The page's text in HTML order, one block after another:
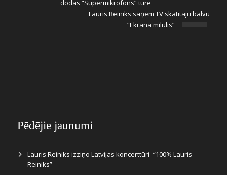
dodas “Supermikrofons” tūrē
Lauris Reiniks saņem TV skatītāju balvu
“Ekrāna mīlulis”
Pēdējie jaunumi
Lauris Reiniks izziņo Latvijas koncerttūri- “100% Lauris
Reiniks”